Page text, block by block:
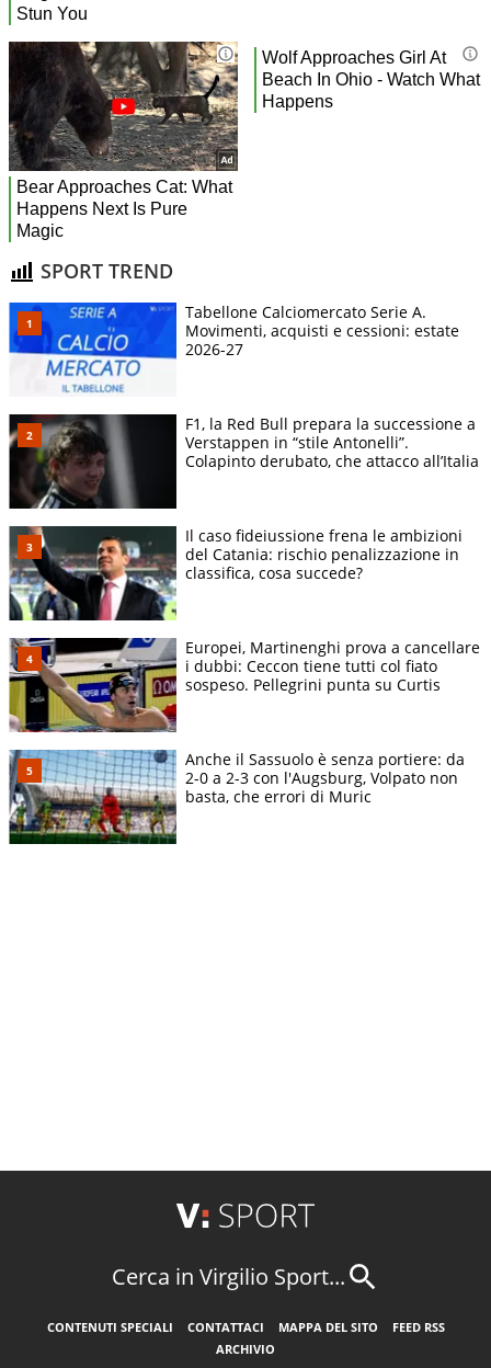
SPORT TREND
Tabellone Calciomercato Serie A.
Movimenti, acquisti e cessioni: estate
2026-27
F1, la Red Bull prepara la successione a
Verstappen in “stile Antonelli”.
Colapinto derubato, che attacco all’Italia
Il caso fideiussione frena le ambizioni
del Catania: rischio penalizzazione in
classifica, cosa succede?
Europei, Martinenghi prova a cancellare
i dubbi: Ceccon tiene tutti col fiato
sospeso. Pellegrini punta su Curtis
Anche il Sassuolo è senza portiere: da
2-0 a 2-3 con l'Augsburg, Volpato non
basta, che errori di Muric
Cerca in Virgilio Sport...
CONTENUTI SPECIALI CONTATTACI MAPPA DEL SITO
FEED RSS
ARCHIVIO